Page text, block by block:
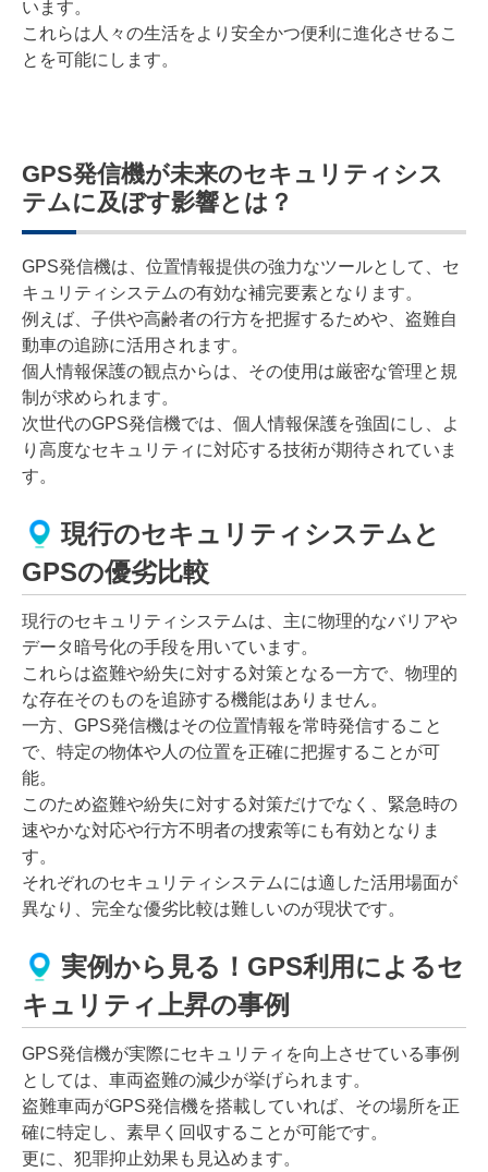
います。
これらは人々の生活をより安全かつ便利に進化させるこ
とを可能にします。
GPS発信機が未来のセキュリティシス
テムに及ぼす影響とは？
GPS発信機は、位置情報提供の強力なツールとして、セ
キュリティシステムの有効な補完要素となります。
例えば、子供や高齢者の行方を把握するためや、盗難自
動車の追跡に活用されます。
個人情報保護の観点からは、その使用は厳密な管理と規
制が求められます。
次世代のGPS発信機では、個人情報保護を強固にし、よ
り高度なセキュリティに対応する技術が期待されていま
す。
現行のセキュリティシステムと
GPSの優劣比較
現行のセキュリティシステムは、主に物理的なバリアや
データ暗号化の手段を用いています。
これらは盗難や紛失に対する対策となる一方で、物理的
な存在そのものを追跡する機能はありません。
一方、GPS発信機はその位置情報を常時発信すること
で、特定の物体や人の位置を正確に把握することが可
能。
このため盗難や紛失に対する対策だけでなく、緊急時の
速やかな対応や行方不明者の捜索等にも有効となりま
す。
それぞれのセキュリティシステムには適した活用場面が
異なり、完全な優劣比較は難しいのが現状です。
実例から見る！GPS利用によるセ
キュリティ上昇の事例
GPS発信機が実際にセキュリティを向上させている事例
としては、車両盗難の減少が挙げられます。
盗難車両がGPS発信機を搭載していれば、その場所を正
確に特定し、素早く回収することが可能です。
更に、犯罪抑止効果も見込めます。